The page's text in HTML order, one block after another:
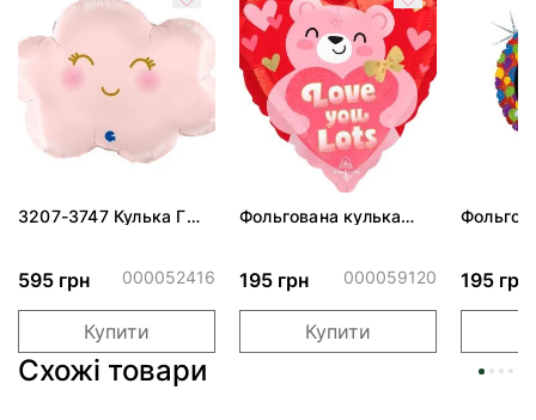
3207-3747 Кулька Г
595 грн 000052416
Купити
Фольгована кулька
195 грн 000059120
Купити
195 грн
Схожі товари